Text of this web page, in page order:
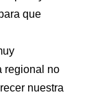
que
regional no
nuestra